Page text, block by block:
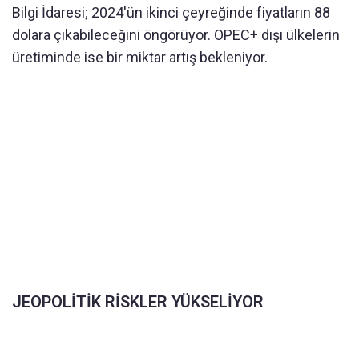
Bilgi İdaresi; 2024'ün ikinci çeyreğinde fiyatların 88
dolara çıkabileceğini öngörüyor. OPEC+ dışı ülkelerin
üretiminde ise bir miktar artış bekleniyor.
JEOPOLİTİK RİSKLER YÜKSELİYOR